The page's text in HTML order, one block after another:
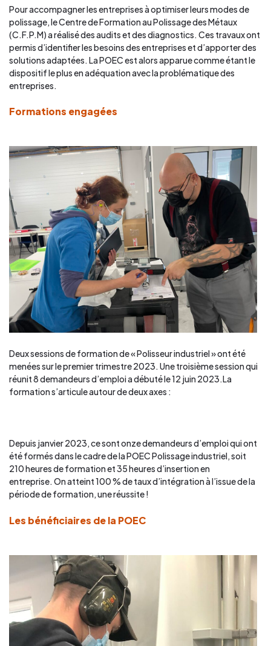
Pour accompagner les entreprises à optimiser leurs modes de
polissage, le Centre de Formation au Polissage des Métaux
(C.F.P.M) a réalisé des audits et des diagnostics. Ces travaux ont
permis d’identifier les besoins des entreprises et d’apporter des
solutions adaptées. La POEC est alors apparue comme étant le
dispositif le plus en adéquation avec la problématique des
entreprises.
Formations engagées
Deux sessions de formation de « Polisseur industriel » ont été
menées sur le premier trimestre 2023. Une troisième session qui
réunit 8 demandeurs d’emploi a débuté le 12 juin 2023.La
formation s’articule autour de deux axes :
Depuis janvier 2023, ce sont onze demandeurs d’emploi qui ont
été formés dans le cadre de la POEC Polissage industriel, soit
210 heures de formation et 35 heures d’insertion en
entreprise. On atteint 100 % de taux d’intégration à l’issue de la
période de formation, une réussite !
Les bénéficiaires de la POEC